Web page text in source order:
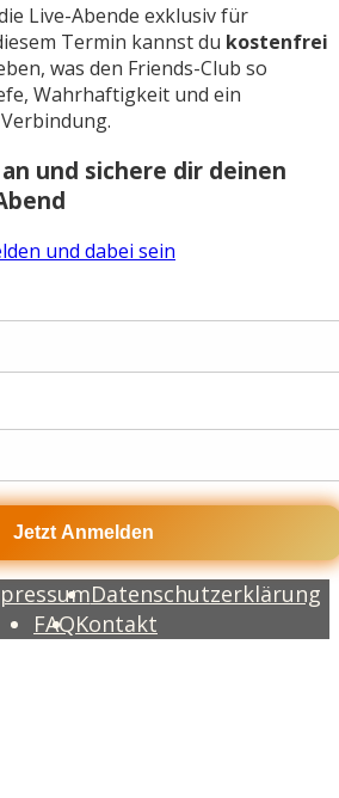
Live-Abende exklusiv für
Termin kannst du kostenfrei
was den Friends-Club so
Wahrhaftigkeit und ein
und sichere dir deinen
und dabei sein
Jetzt Anmelden
Datenschutzerklärung
FAQKontakt